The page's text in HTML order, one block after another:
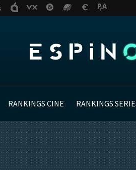
RANKINGS CINE RANKINGS